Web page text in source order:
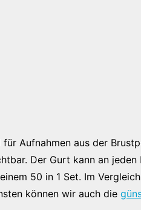
Aufnahmen aus der
Der Gurt kann an
50 in 1 Set. Im
können wir auch die